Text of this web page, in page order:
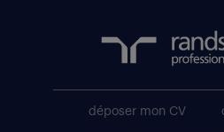
déposer mon CV